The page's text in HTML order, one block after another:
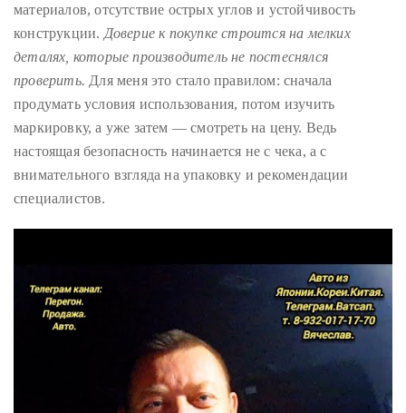
материалов, отсутствие острых углов и устойчивость
конструкции. Доверие к покупке строится на мелких
деталях, которые производитель не постеснялся
проверить. Для меня это стало правилом: сначала
продумать условия использования, потом изучить
маркировку, а уже затем — смотреть на цену. Ведь
настоящая безопасность начинается не с чека, а с
внимательного взгляда на упаковку и рекомендации
специалистов.